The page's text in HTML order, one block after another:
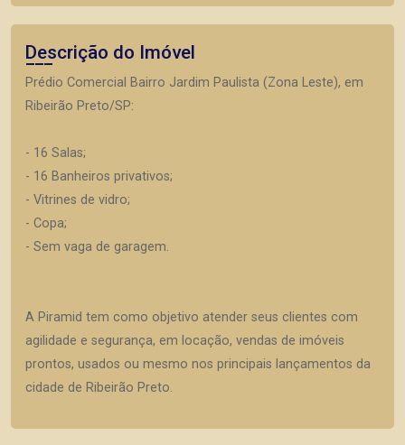
Descrição do Imóvel
Prédio Comercial Bairro Jardim Paulista (Zona Leste), em
Ribeirão Preto/SP:
- 16 Salas;
- 16 Banheiros privativos;
- Vitrines de vidro;
- Copa;
- Sem vaga de garagem.
A Piramid tem como objetivo atender seus clientes com
agilidade e segurança, em locação, vendas de imóveis
prontos, usados ou mesmo nos principais lançamentos da
cidade de Ribeirão Preto.